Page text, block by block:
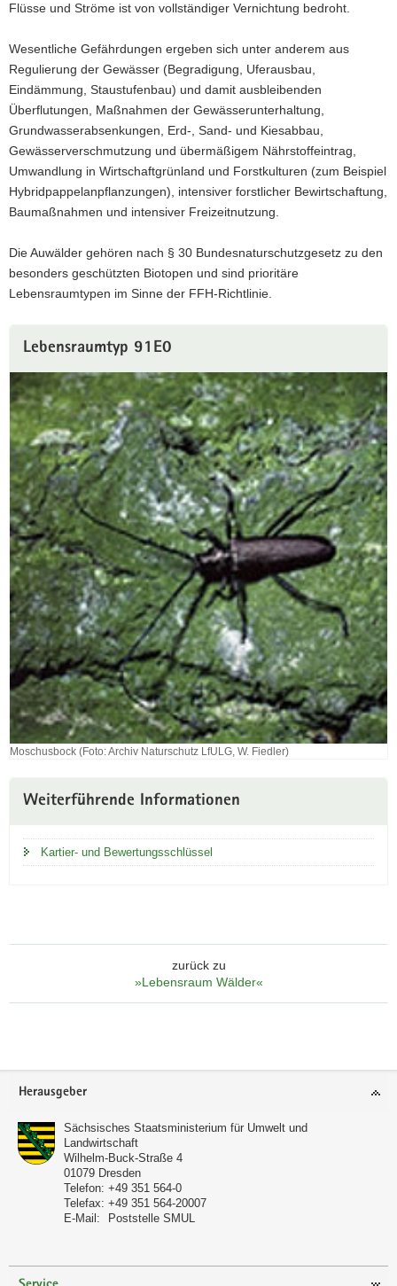
Flüsse und Ströme ist von vollständiger Vernichtung bedroht.
Wesentliche Gefährdungen ergeben sich unter anderem aus
Regulierung der Gewässer (Begradigung, Uferausbau,
Eindämmung, Staustufenbau) und damit ausbleibenden
Überflutungen, Maßnahmen der Gewässerunterhaltung,
Grundwasserabsenkungen, Erd-, Sand- und Kiesabbau,
Gewässerverschmutzung und übermäßigem Nährstoffeintrag,
Umwandlung in Wirtschaftgrünland und Forstkulturen (zum Beispiel
Hybridpappelanpflanzungen), intensiver forstlicher Bewirtschaftung,
Baumaßnahmen und intensiver Freizeitnutzung.
Die Auwälder gehören nach § 30 Bundesnaturschutzgesetz zu den
besonders geschützten Biotopen und sind prioritäre
Lebensraumtypen im Sinne der FFH-Richtlinie.
Lebensraumtyp 91E0
Moschusbock (Foto: Archiv Naturschutz LfULG, W. Fiedler)
Archiv
Fiedler)
Weiterführende Informationen
Kartier- und Bewertungsschlüssel
zurück zu
»Lebensraum Wälder«
Footer-
Herausgeber
Sächsisches Staatsministerium für Umwelt und
Landwirtschaft
Wilhelm-Buck-Straße 4
01079 Dresden
Telefon: +49 351 564-0
Telefax: +49 351 564-20007
E-Mail:
Poststelle SMUL